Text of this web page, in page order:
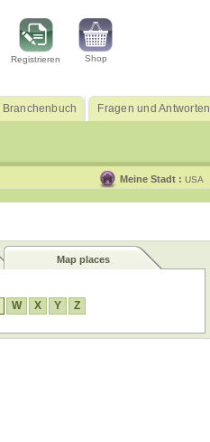
Registrieren Shop
Branchenbuch Fragen und Antworten
Meine Stadt : USA
Map places
W X Y Z